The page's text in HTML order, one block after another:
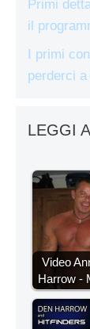
Primi
il
I primi
perderci
LEGGI
Video
Harrow -